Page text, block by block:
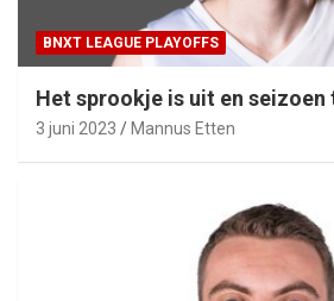
BNXT LEAGUE PLAYOFFS
Het sprookje is uit en seizoen
3 juni 2023 Mannus Etten